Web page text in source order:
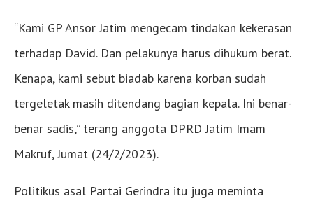
“Kami GP Ansor Jatim mengecam tindakan kekerasan
terhadap David. Dan pelakunya harus dihukum berat.
Kenapa, kami sebut biadab karena korban sudah
tergeletak masih ditendang bagian kepala. Ini benar-
benar sadis,” terang anggota DPRD Jatim Imam
Makruf, Jumat (24/2/2023).
Politikus asal Partai Gerindra itu juga meminta